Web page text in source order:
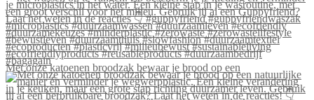
Met onze katoenen broodzak bewaar je brood op een